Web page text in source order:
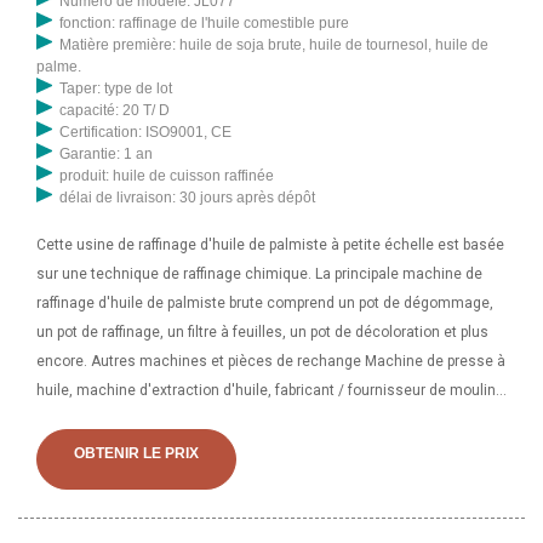
800-2 300 $. 【Remarque : machine d'extraction d'huile de palme de
300 à 500 kg/h 】. Presse à huile de palme 300-500 kg/h. 1tph
fonction: raffinage de l'huile comestible pure
Matière première: huile de soja brute, huile de tournesol, huile de
palme.
Taper: type de lot
capacité: 20 T/ D
Certification: ISO9001, CE
Garantie: 1 an
produit: huile de cuisson raffinée
délai de livraison: 30 jours après dépôt
Cette usine de raffinage d'huile de palmiste à petite échelle est basée
sur une technique de raffinage chimique. La principale machine de
raffinage d'huile de palmiste brute comprend un pot de dégommage,
un pot de raffinage, un filtre à feuilles, un pot de décoloration et plus
encore. Autres machines et pièces de rechange Machine de presse à
huile, machine d'extraction d'huile, fabricant / fournisseur de moulin
moulin à huile de palmiste 0.5t-5t/H, Zx-10/Zx-130 avocat soja
tournesol maïs moutarde cacahuète Palmiste Noix de Coco Olive Les
OBTENIR LE PRIX